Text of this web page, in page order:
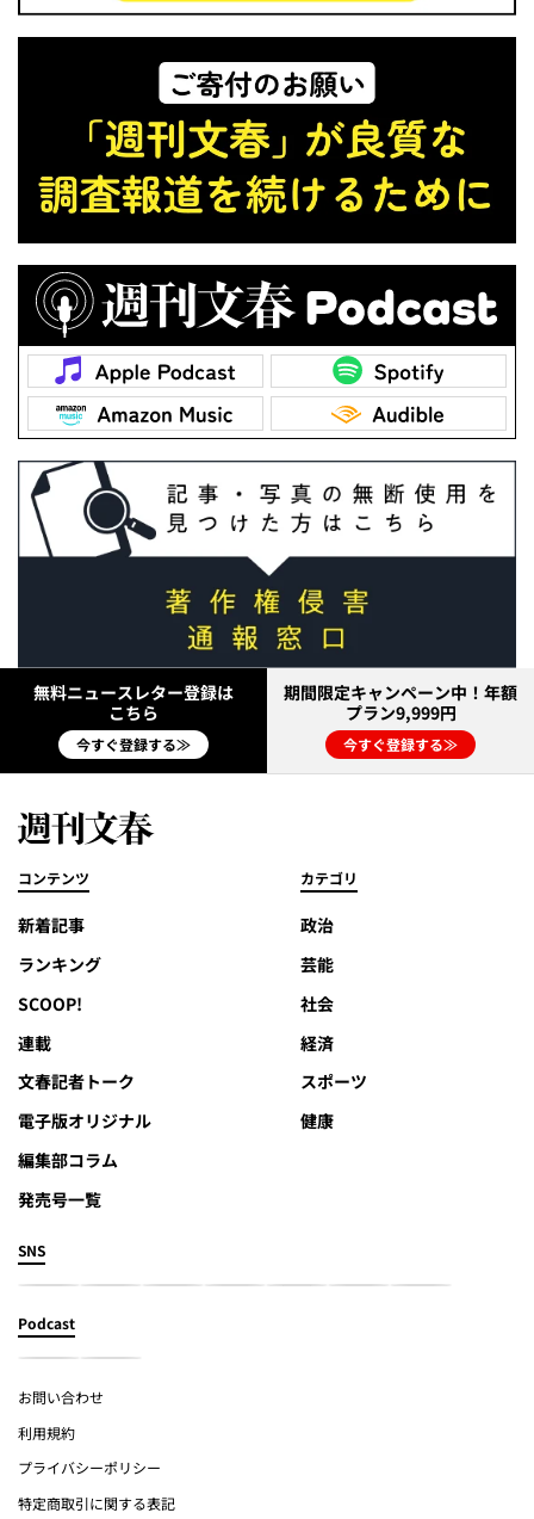
無料ニュースレター登録は
こちら
今すぐ登録する≫
期間限定キャンペーン中！年額
プラン9,999円
今すぐ登録する≫
コンテンツ
新着記事
ランキング
SCOOP!
連載
文春記者トーク
電子版オリジナル
編集部コラム
発売号一覧
カテゴリ
政治
芸能
社会
経済
スポーツ
健康
SNS
Podcast
お問い合わせ
利用規約
プライバシーポリシー
特定商取引に関する表記